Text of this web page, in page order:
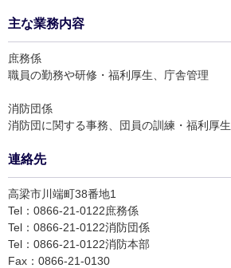
主な業務内容
庶務係
職員の勤務や研修・福利厚生、庁舎管理
消防団係
消防団に関する事務、団員の訓練・福利厚生
連絡先
高梁市川端町38番地1
Tel：0866-21-0122庶務係
Tel：0866-21-0122消防団係
Tel：0866-21-0122消防本部
Fax：0866-21-0130